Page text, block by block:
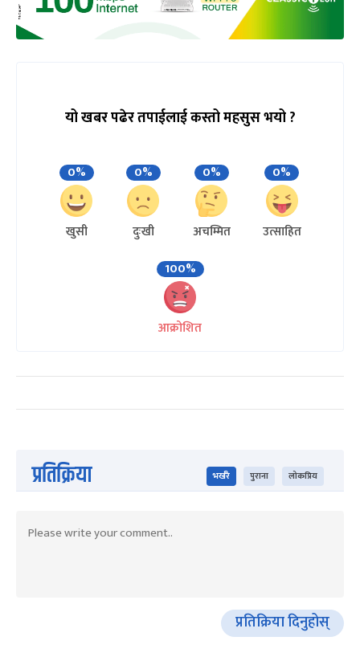
यो खबर पढेर तपाईलाई कस्तो महसुस भयो ?
0%
खुसी
0%
दुःखी
0%
अचम्मित
0%
उत्साहित
100%
आक्रोशित
प्रतिक्रिया भर्खरै पुराना लोकप्रिय
प्रतिक्रिया दिनुहोस्